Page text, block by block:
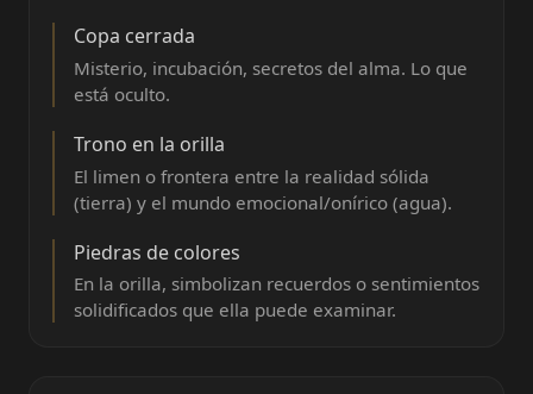
Copa cerrada
Misterio, incubación, secretos del alma. Lo que
está oculto.
Trono en la orilla
El limen o frontera entre la realidad sólida
(tierra) y el mundo emocional/onírico (agua).
Piedras de colores
En la orilla, simbolizan recuerdos o sentimientos
solidificados que ella puede examinar.